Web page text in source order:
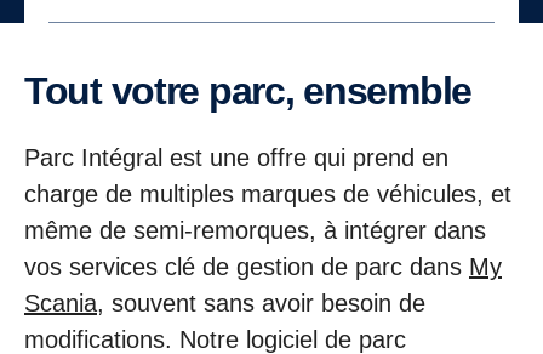
Tout votre parc, ensemble
Parc Intégral est une offre qui prend en
charge de multiples marques de véhicules, et
même de semi-remorques, à intégrer dans
vos services clé de gestion de parc dans My
Scania, souvent sans avoir besoin de
modifications. Notre logiciel de parc